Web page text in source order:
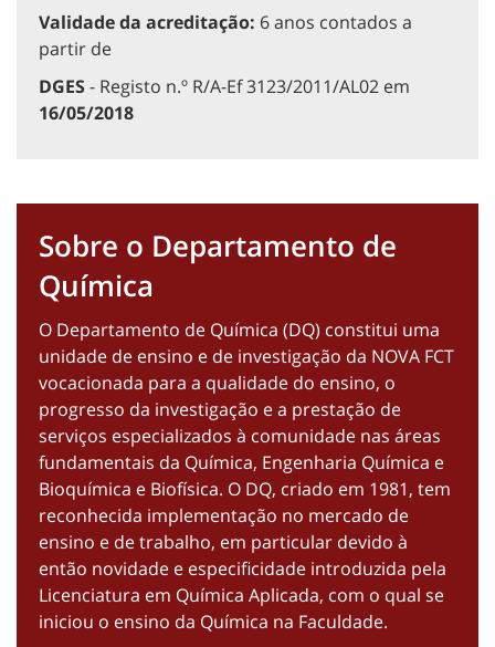
Validade da acreditação: 6 anos contados a
partir de
DGES- Registo n.º R/A-Ef 3123/2011/AL02 em
16/05/2018
Sobre o Departamento de
Química
O Departamento de Química (DQ) constitui uma
unidade de ensino e de investigação da NOVA FCT
vocacionada para a qualidade do ensino, o
progresso da investigação e a prestação de
serviços especializados à comunidade nas áreas
fundamentais da Química, Engenharia Química e
Bioquímica e Biofísica. O DQ, criado em 1981, tem
reconhecida implementação no mercado de
ensino e de trabalho, em particular devido à
então novidade e especificidade introduzida pela
Licenciatura em Química Aplicada, com o qual se
iniciou o ensino da Química na Faculdade.